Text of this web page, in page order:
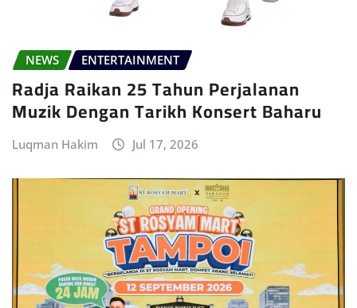
NEWS ENTERTAINMENT
Radja Raikan 25 Tahun Perjalanan
Muzik Dengan Tarikh Konsert Baharu
Luqman Hakim Jul 17, 2026